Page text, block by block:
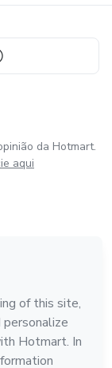
da Hotmart.
aqui